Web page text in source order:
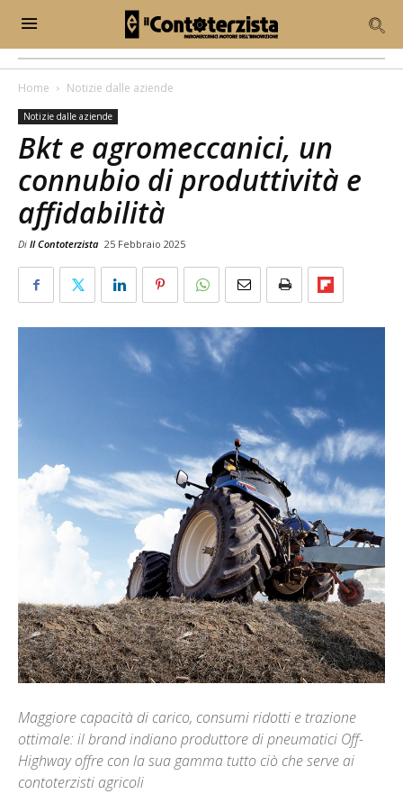
Home Notizie dalle aziende
Notizie dalle aziende
Bkt e agromeccanici, un
connubio di produttività e
affidabilità
Di Il Contoterzista 25 Febbraio 2025
Maggiore capacità di carico, consumi ridotti e trazione
ottimale: il brand indiano produttore di pneumatici Off-
Highway offre con la sua gamma tutto ciò che serve ai
contoterzisti agricoli